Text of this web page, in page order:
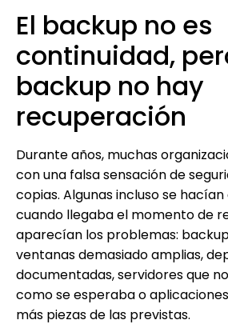
El backup no es
continuidad,
backup no hay
recuperación
Durante años, muchas
con una falsa sensación de
copias. Algunas incluso se hacían
cuando llegaba el momento de
aparecían los problemas:
ventanas demasiado amplias,
documentadas, servidores que
como se esperaba o
más piezas de las previstas.